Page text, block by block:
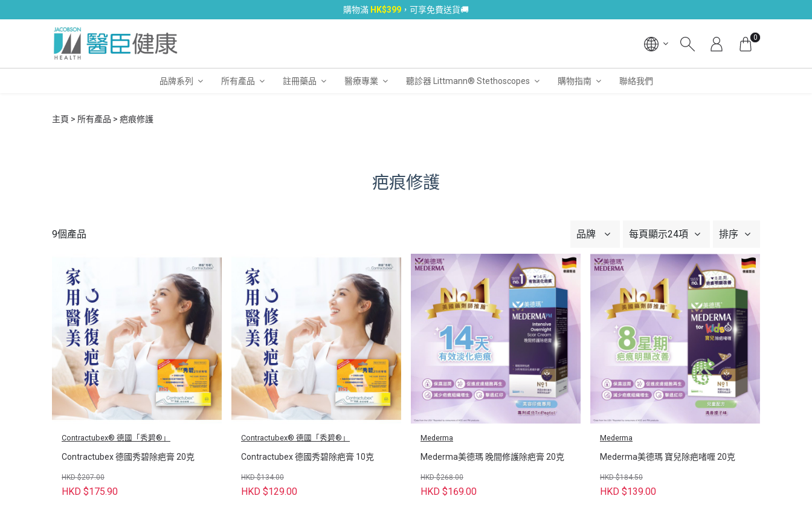
購物滿 HK$399 ，可享免費送貨🚚
0
品牌系列 所有產品 註冊藥品 醫療專業 聽診器 Littmann® Stethoscopes 購物指南 聯絡我們
主頁 所有產品 疤痕修護
疤痕修護
品牌 每頁顯示24項 排序
9個產品
Contractubex® 德國「秀碧®」
Contractubex 德國秀碧除疤膏 20克
HKD $207.00
HKD $175.90
Contractubex® 德國「秀碧®」
Contractubex 德國秀碧除疤膏 10克
HKD $134.00
HKD $129.00
Mederma
Mederma美德瑪 晚間修護除疤膏 20克
HKD $268.00
HKD $169.00
Mederma
Mederma美德瑪 寶兒除疤啫喱 20克
HKD $184.50
HKD $139.00